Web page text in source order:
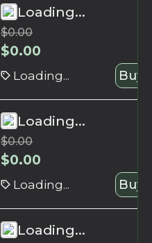
Loading...
$0.00
$0.00
Loading... Buy
Loading...
$0.00
$0.00
Loading... Buy
Loading...